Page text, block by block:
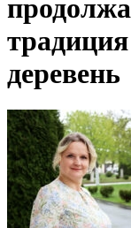
деревень